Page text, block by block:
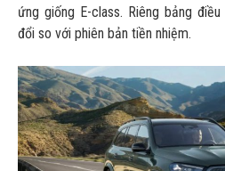
ứng giống E-class. Riêng bảng
đổi so với phiên bản tiền nhiệm.